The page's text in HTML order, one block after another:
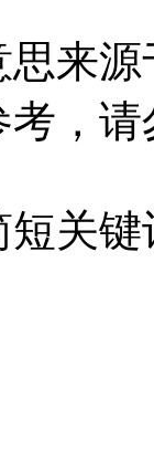
来
，
关键